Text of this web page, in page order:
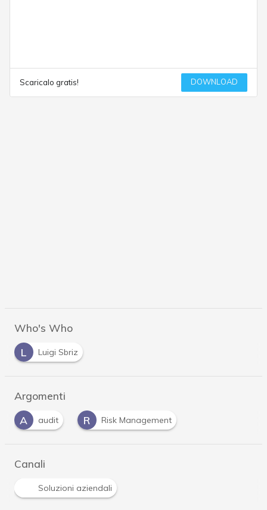
Scaricalo gratis! DOWNLOAD
Who's Who
L
Luigi Sbriz
Argomenti
A
audit R Risk Management
Canali
Soluzioni aziendali